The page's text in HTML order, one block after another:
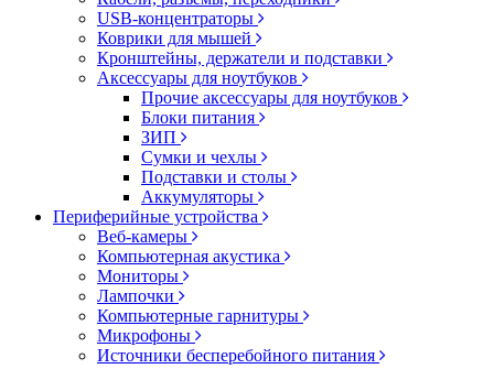
USB-концентраторы
Коврики для мышей
Кронштейны, держатели и подставки
Аксессуары для ноутбуков
Прочие аксессуары для ноутбуков
Блоки питания
ЗИП
Сумки и чехлы
Подставки и столы
Аккумуляторы
Периферийные устройства
Веб-камеры
Компьютерная акустика
Мониторы
Лампочки
Компьютерные гарнитуры
Микрофоны
Источники бесперебойного питания